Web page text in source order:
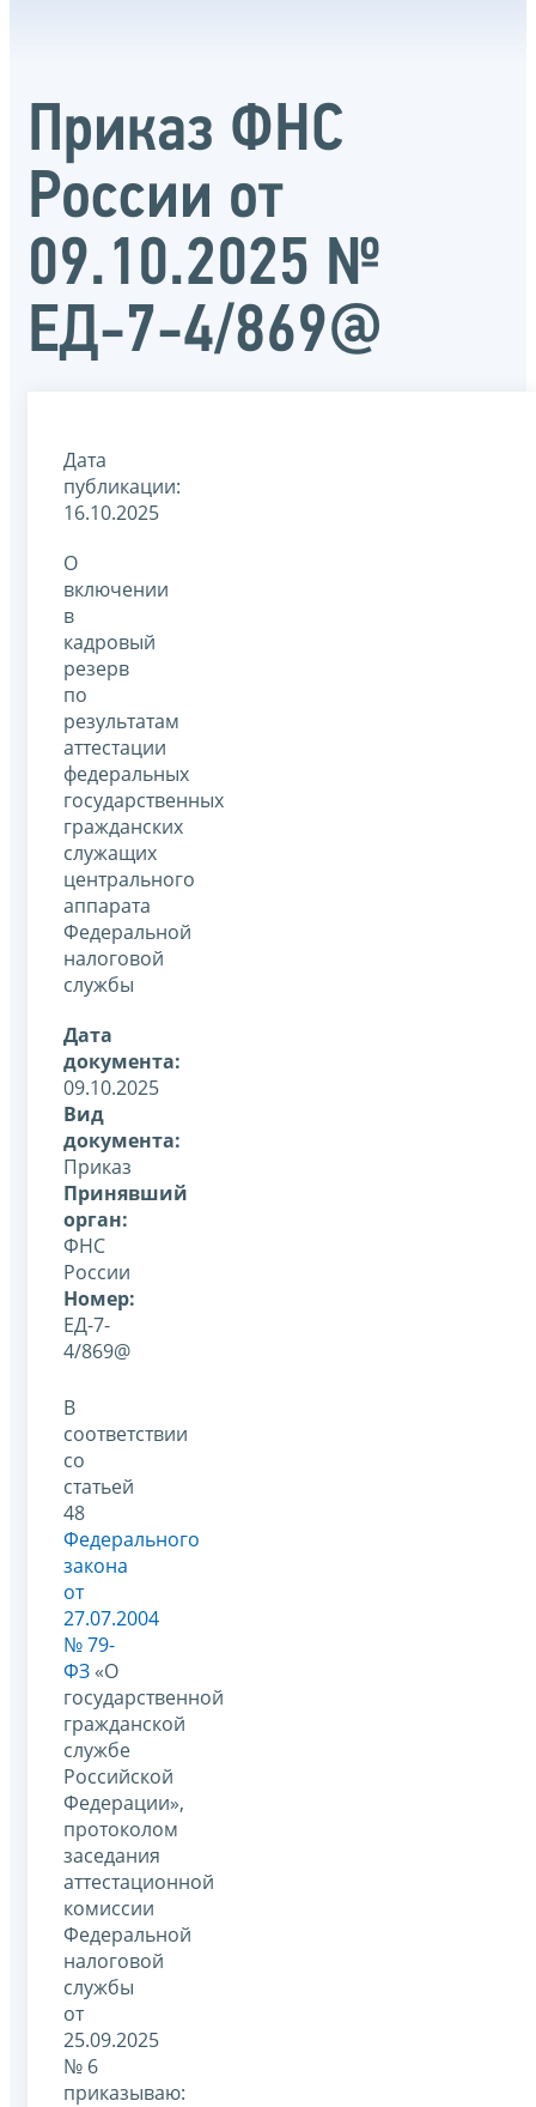
Приказ ФНС
России от
09.10.2025 №
ЕД-7-4/869@
Дата
публикации:
16.10.2025
О
включении
в
кадровый
резерв
по
результатам
аттестации
федеральных
государственных
гражданских
служащих
центрального
аппарата
Федеральной
налоговой
службы
Дата
документа:
09.10.2025
Вид
документа:
Приказ
Принявший
орган:
ФНС
России
Номер:
ЕД-7-
4/869@
В
соответствии
со
статьей
48
Федерального
закона
от
27.07.2004
№ 79-
ФЗ «О
государственной
гражданской
службе
Российской
Федерации»,
протоколом
заседания
аттестационной
комиссии
Федеральной
налоговой
службы
от
25.09.2025
№ 6
приказываю: